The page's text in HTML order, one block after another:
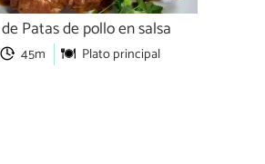
Patas de pollo en salsa
45m Plato principal